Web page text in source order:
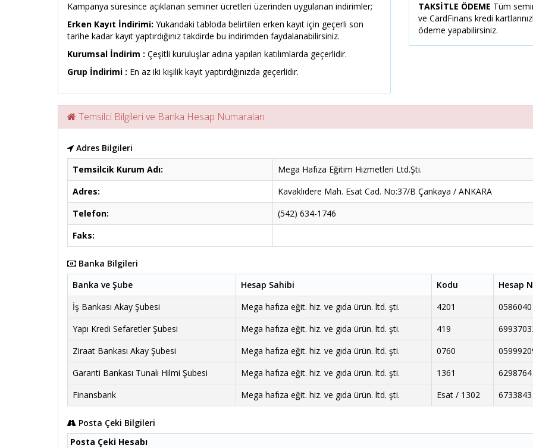
Kampanya süresince açıklanan seminer ücretleri üzerinden uygulanan indirimler;
Erken Kayıt İndirimi: Yukarıdaki tabloda belirtilen erken kayıt için geçerli son
tarihe kadar kayıt yaptırdığınız takdirde bu indirimden faydalanabilirsiniz.
Kurumsal İndirim : Çeşitli kuruluşlar adına yapılan katılımlarda geçerlidir.
Grup İndirimi : En az iki kişilik kayıt yaptırdığınızda geçerlidir.
TAKSİTLE ÖDEME Tüm
ve CardFinans kredi
ödeme yapabilirsiniz.
Temsilci Bilgileri ve Banka Hesap Numaraları
Adres Bilgileri
Temsilcik Kurum Adı:
Mega Hafıza Eğitim Hizmetleri Ltd.Şti.
Adres:
Kavaklıdere Mah. Esat Cad. No:37/B Çankaya / ANKARA
Telefon:
(542) 634-1746
Faks:
Banka Bilgileri
Banka ve Şube
Hesap Sahibi Kodu Hesap
İş Bankası Akay Şubesi
Mega hafıza eğit. hiz. ve gıda ürün. ltd. şti. 4201 0586040
Yapı Kredi Sefaretler Şubesi
Mega hafıza eğit. hiz. ve gıda ürün. ltd. şti. 419
Ziraat Bankası Akay Şubesi
Mega hafıza eğit. hiz. ve gıda ürün. ltd. şti. 0760
Garanti Bankası Tunalı Hilmi Şubesi
Mega hafıza eğit. hiz. ve gıda ürün. ltd. şti. 1361 6298764
Finansbank
Mega hafıza eğit. hiz. ve gıda ürün. ltd. şti. Esat / 1302 6733843
Posta Çeki Bilgileri
Posta Çeki Hesabı